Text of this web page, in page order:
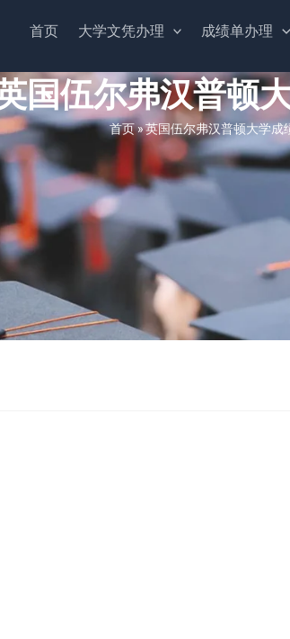
首页 大学文凭办理 成绩单办理
国伍尔弗汉普顿
首页»英国伍尔弗汉普顿大学成